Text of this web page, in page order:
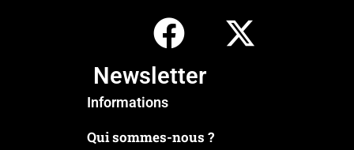
Newsletter
Informations
Qui sommes-nous ?